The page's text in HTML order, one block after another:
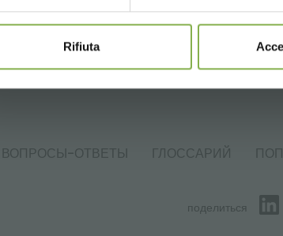
Rifiuta
Подборка лучших
ВОПРОСЫ-ОТВЕТЫ ГЛОССАРИЙ
поделиться